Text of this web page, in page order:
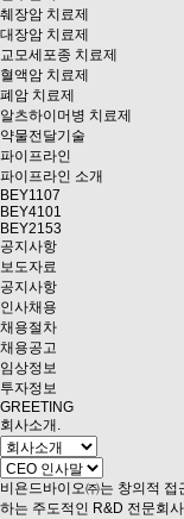
췌장암 치료제
대장암 치료제
교모세포종 치료제
혈액암 치료제
폐암 치료제
알츠하이머병 치료제
약물전달기술
파이프라인
파이프라인 소개
BEY1107
BEY4101
BEY2153
공지사항
보도자료
공지사항
인사채용
채용절차
채용공고
임상정보
투자정보
GREETING
회사소개 .
비욘드바이오㈜는 창의적
하는 주도적인 R&D 전문회